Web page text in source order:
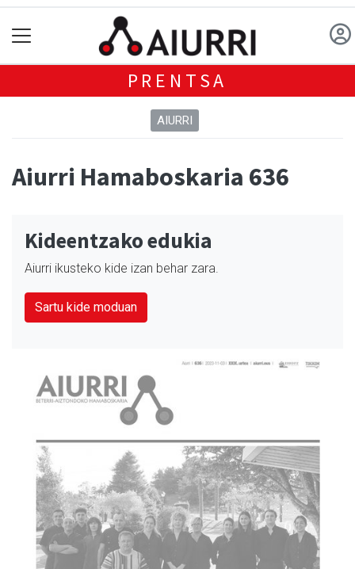
PRENTSA
AIURRI
Aiurri Hamaboskaria 636
Kideentzako edukia
Aiurri ikusteko kide izan behar zara.
Sartu kide moduan